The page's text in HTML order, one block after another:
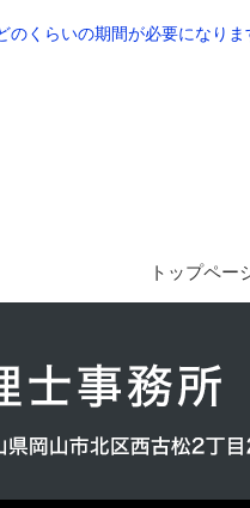
のくらいの期間が必要になりま
トップペー